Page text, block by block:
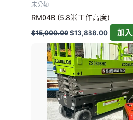
未分類
RM04B (5.8米工作高度)
$15,000.00 $13,888.00 加
價
範
圍：
到